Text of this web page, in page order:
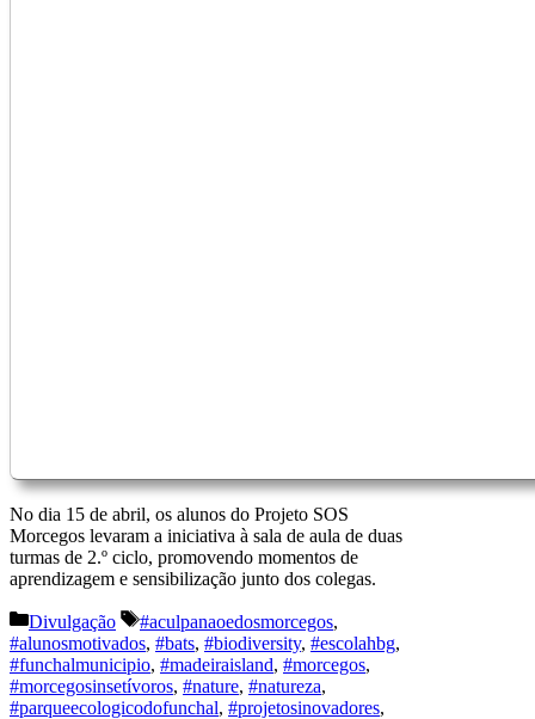
No dia 15 de abril, os alunos do Projeto SOS
Morcegos levaram a iniciativa à sala de aula de duas
turmas de 2.º ciclo, promovendo momentos de
aprendizagem e sensibilização junto dos colegas.
Categorias
Divulgação Etiquetas
#aculpanaoedosmorcegos,
#alunosmotivados, #bats, #biodiversity, #escolahbg,
#funchalmunicipio, #madeiraisland, #morcegos,
#morcegosinsetívoros, #nature, #natureza,
#parqueecologicodofunchal, #projetosinovadores,